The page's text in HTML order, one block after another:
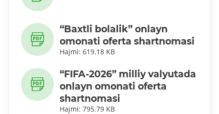
“Baxtli bolalik” onlayn
omonati oferta shartnomasi
Hajmi: 619.18 KB
“FIFA-2026” milliy valyutada
onlayn omonati oferta
shartnomasi
Hajmi: 795.79 KB